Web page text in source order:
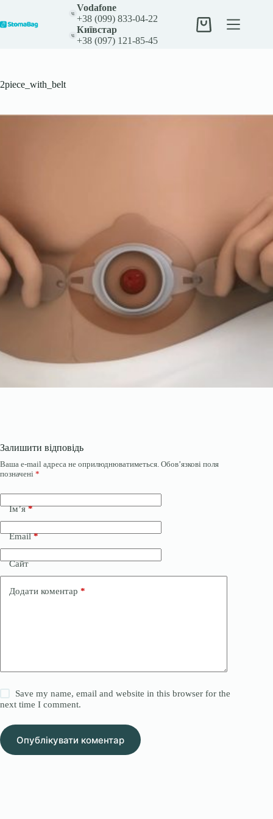
вмісту
Vodafone
+38 (099) 833-04-22
Київстар
+38 (097) 121-85-45
Кошик
2piece_with_belt
Залишити відповідь
Ваша e-mail адреса не оприлюднюватиметься. Обов’язкові поля
позначені *
Ім’я*
Email*
Сайт
Додати коментар *
Save my name, email and website in this browser for the
next time I comment.
Опублікувати коментар